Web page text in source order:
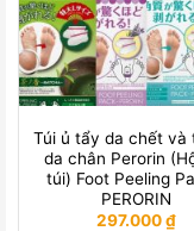
Túi ủ tẩy da chết và
da chân Perorin
túi) Foot Peeling
PERORIN
297.000₫